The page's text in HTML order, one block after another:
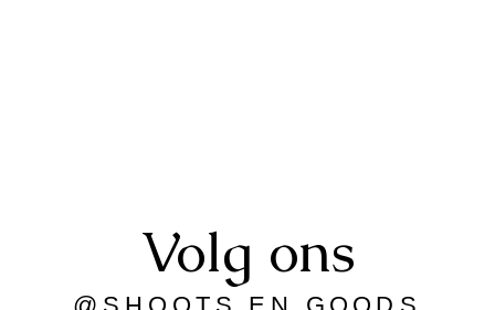
Volg ons
@SHOOTS.EN.GOODS